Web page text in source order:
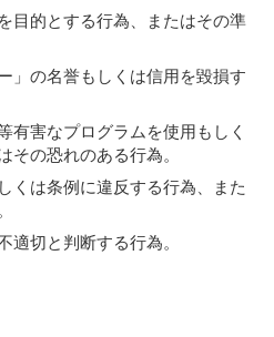
目的とする行為、またはその準
」の名誉もしくは信用を毀損す
有害なプログラムを使用もしく
その恐れのある行為。
くは条例に違反する行為、また
適切と判断する行為。